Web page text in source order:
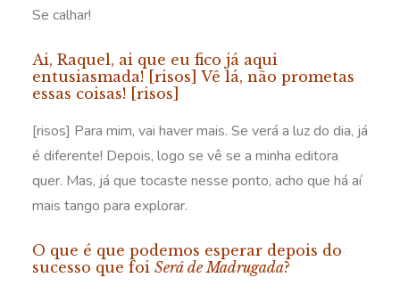
Se calhar!
Ai, Raquel, ai que eu fico já aqui
entusiasmada! [risos] Vê lá, não prometas
essas coisas! [risos]
[risos] Para mim, vai haver mais. Se verá a luz do dia, já
é diferente! Depois, logo se vê se a minha editora
quer. Mas, já que tocaste nesse ponto, acho que há aí
mais tango para explorar.
O que é que podemos esperar depois do
sucesso que foi Será de Madrugada?